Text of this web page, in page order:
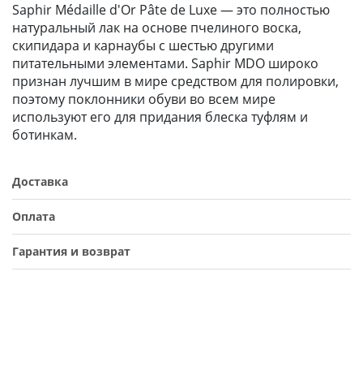
Saphir Médaille d'Or Pâte de Luxe — это полностью
натуральный лак на основе пчелиного воска,
скипидара и карнаубы с шестью другими
питательными элементами. Saphir MDO широко
признан лучшим в мире средством для полировки,
поэтому поклонники обуви во всем мире
используют его для придания блеска туфлям и
ботинкам.
Доставка
Оплата
Гарантия и возврат